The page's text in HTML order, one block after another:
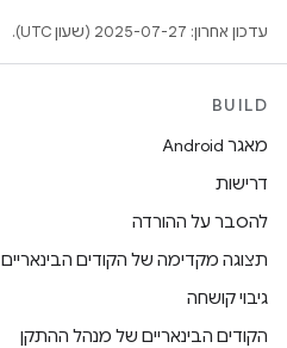
עדכון אחרון: 2025-07-27 (שעון UTC).
BUILD
מאגר Android
דרישות
להסבר על ההורדה
תצוגה מקדימה של הקודים הבינאריים
גיבוי קושחה
הקודים הבינאריים של מנהל ההתקן